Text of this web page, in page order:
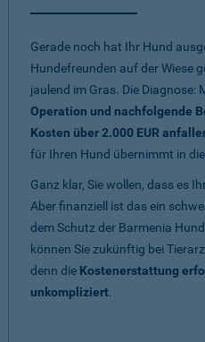
Gerade noch hat Ihr Hund
Hundefreunden auf der Wiese
jaulend im Gras. Die Diagnose:
Operation und nachfolgende
Kosten über 2.000 EUR
für Ihren Hund übernimmt in
Ganz klar, Sie wollen, dass es
Aber finanziell ist das ein
dem Schutz der Barmenia
können Sie zukünftig bei
denn die Kostenerstattung
unkompliziert.